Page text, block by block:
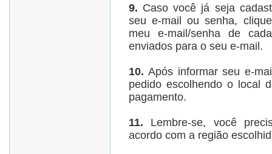
9. Caso você já seja
seu e-mail ou senha,
meu e-mail/senha de
enviados para o seu e-mail.
10. Após informar seu e-
pedido escolhendo o local
pagamento.
11. Lembre-se, você
acordo com a região